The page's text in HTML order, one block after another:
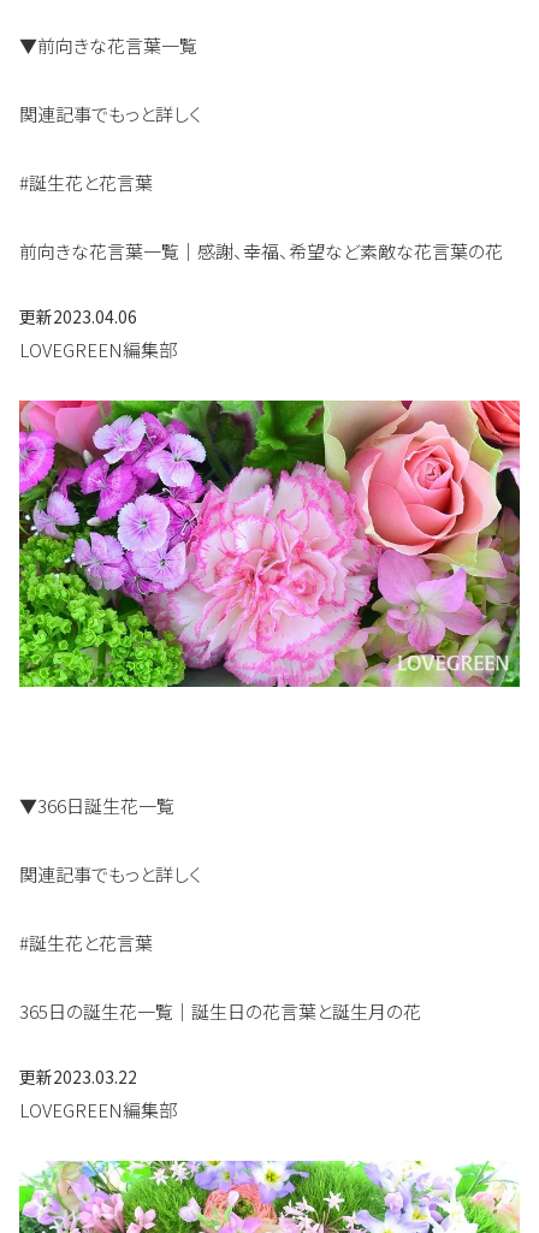
▼前向きな花言葉一覧
関連記事でもっと詳しく
#誕生花と花言葉
前向きな花言葉一覧｜感謝、幸福、希望など素敵な花言葉の花
更新2023.04.06
LOVEGREEN編集部
▼366日誕生花一覧
関連記事でもっと詳しく
#誕生花と花言葉
365日の誕生花一覧｜誕生日の花言葉と誕生月の花
更新2023.03.22
LOVEGREEN編集部